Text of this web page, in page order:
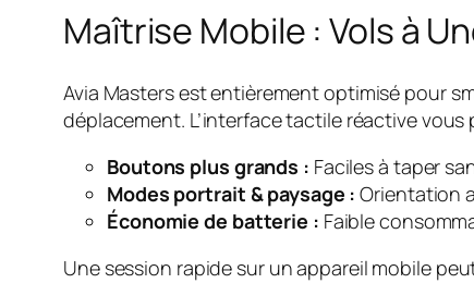
Maîtrise Mobile : Vols à
Avia Masters est entièrement optimisé pour
déplacement. L’interface tactile réactive
Boutons plus grands : Faciles à taper
Modes portrait & paysage : Orientation
Économie de batterie : Faible
Une session rapide sur un appareil mobile